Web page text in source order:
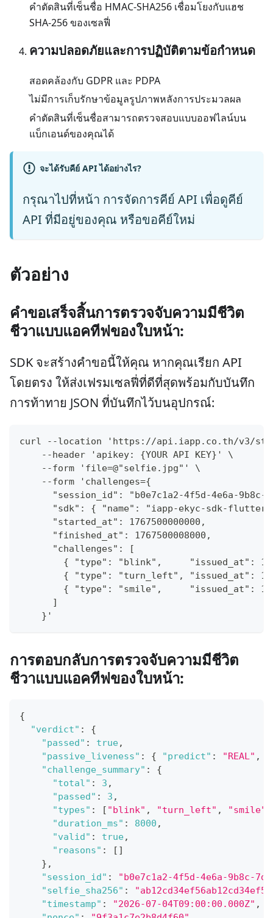
คำตัดสินที่เซ็นชื่อ HMAC-SHA256 เชื่อมโยงกับแฮช
SHA-256 ของเซลฟี่
ความปลอดภัยและการปฏิบัติตามข้อกำหนด
สอดคล้องกับ GDPR และ PDPA
ไม่มีการเก็บรักษาข้อมูลรูปภาพหลังการประมวลผล
คำตัดสินที่เซ็นชื่อสามารถตรวจสอบแบบออฟไลน์บน
แบ็กเอนด์ของคุณได้
จะได้รับคีย์ API ได้อย่างไร?
กรุณาไปที่หน้า การจัดการคีย์ API เพื่อดูคีย์
API ที่มีอยู่ของคุณ หรือขอคีย์ใหม่
ตัวอย่าง
คำขอเสร็จสิ้นการตรวจจับความมีชีวิต
ชีวาแบบแอคทีฟของใบหน้า:
SDK จะสร้างคำขอนี้ให้คุณ หากคุณเรียก API
โดยตรง ให้ส่งเฟรมเซลฟี่ที่ดีที่สุดพร้อมกับบันทึก
การท้าทาย JSON ที่บันทึกไว้บนอุปกรณ์:
curl --location 'https://api.iapp.co.th/v3/
    --header 'apikey: {YOUR API KEY}' \
    --form 'file=@"selfie.jpg"' \
    --form 'challenges={
"session_id": "b0e7c1a2-4f5d-4e6a-9b8c-
"sdk": { "name": "iapp-ekyc-sdk-
      "started_at": 1767500000000,
      "finished_at": 1767500008000,
      "challenges": [
{ "type": "blink",     "issued_at":
{ "type": "turn_left", "issued_at":
{ "type": "smile",     "issued_at":
      ]
    }'
การตอบกลับการตรวจจับความมีชีวิต
ชีวาแบบแอคทีฟของใบหน้า:
{
"verdict" :
{
"passed" : true,
"passive_liveness" : { "predict" : "REAL" ,
"challenge_summary" :
{
"total" : 3 ,
"passed" : 3 ,
"types" : [ "blink" , "turn_left" , "smile"
"duration_ms" : 8000 ,
"valid" : true,
"reasons" : [ ]
} ,
"session_id" :
"b0e7c1a2-4f5d-4e6a-9b8c-
"selfie_sha256" :
"timestamp" : "2026-07-04T09:00:00.000Z" ,